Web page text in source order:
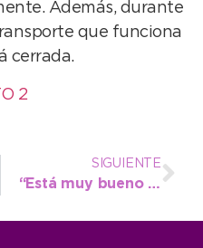
Además, durante
que funciona
cerrada.
2
SIGUIENTE
“Está muy bueno que el municipio esté presente”